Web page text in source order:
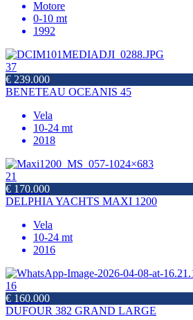
Motore
0-10 mt
1992
37
€ 239.000
BENETEAU OCEANIS 45
Vela
10-24 mt
2018
21
€ 170.000
DELPHIA YACHTS MAXI 1200
Vela
10-24 mt
2016
16
€ 160.000
DUFOUR 382 GRAND LARGE